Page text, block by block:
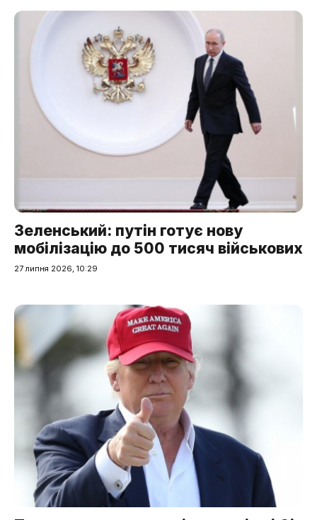
Зеленський: путін готує нову
мобілізацію до 500 тисяч військових
27 липня 2026, 10:29